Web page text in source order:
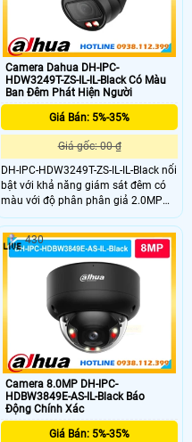
Camera Dahua DH-IPC-
HDW3249T-ZS-IL-IL-Black Có Màu
Ban Đêm Phát Hiện Người
Giá Bán: 5%-35%
Giá gốc: 00 ₫
DH-IPC-HDW3249T-ZS-IL-IL-Black nổi
bật với khả năng giám sát đêm có
màu với độ phân phân giả 2.0MP
ghi hình sắc nét full color 24/7 giúp
giám sát ổn định. Với độ bền vượt
trợi của dòng camera dome ip
dahua nhờ tích hợp chóng nước
IP67 và chống va đập IK10 camera
siêu bền trong mọi điều kiện thời tiết
Camera 8.0MP DH-IPC-
HDBW3849E-AS-IL-Black Báo
Động Chính Xác
Giá Bán: 5%-35%
430